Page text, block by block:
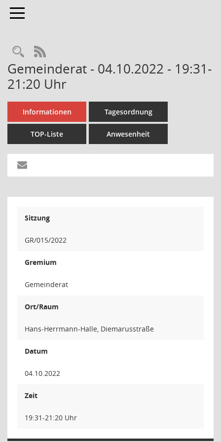
Toggle navigation
Rechercheauswahl
RSS-Feed
Gemeinderat - 04.10.2022 - 19:31-
21:20 Uhr
Informationen Tagesordnung
TOP-Liste Anwesenheit
Sitzung
GR/015/2022
Gremium
Gemeinderat
Ort/Raum
Hans-Herrmann-Halle, Diemarusstraße
Datum
04.10.2022
Zeit
19:31-21:20 Uhr